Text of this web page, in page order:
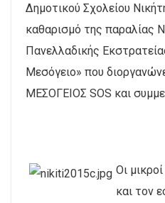
Δημοτικού Σχολείου
καθαρισμό της παραλίας
Πανελλαδικής
Μεσόγειο» που
ΜΕΣΟΓΕΙΟΣ SOS και
Οι
και τον